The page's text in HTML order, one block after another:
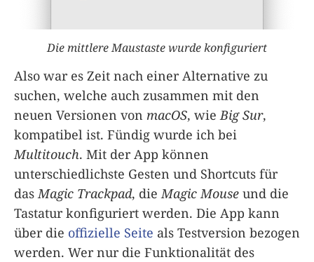
Die mittlere Maustaste wurde konfiguriert
Also war es Zeit nach einer Alternative zu
suchen, welche auch zusammen mit den
neuen Versionen von macOS, wieBig Sur,
kompatibel ist. Fündig wurde ich bei
Multitouch. Mit der App können
unterschiedlichste Gesten und Shortcuts für
dasMagic Trackpad, dieMagic Mouse und die
Tastatur konfiguriert werden. Die App kann
über die offizielle Seite als Testversion bezogen
werden. Wer nur die Funktionalität des